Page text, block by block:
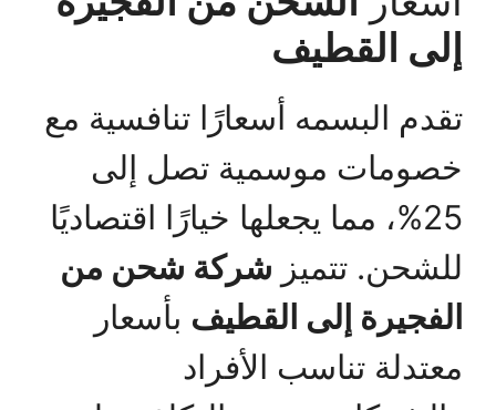
إلى القطيف
تقدم البسمه أسعارًا تنافسية مع
خصومات موسمية تصل إلى
25%، مما يجعلها خيارًا اقتصاديًا
للشحن. تتميز شركة شحن من
الفجيرة إلى القطيف بأسعار
معتدلة تناسب الأفراد